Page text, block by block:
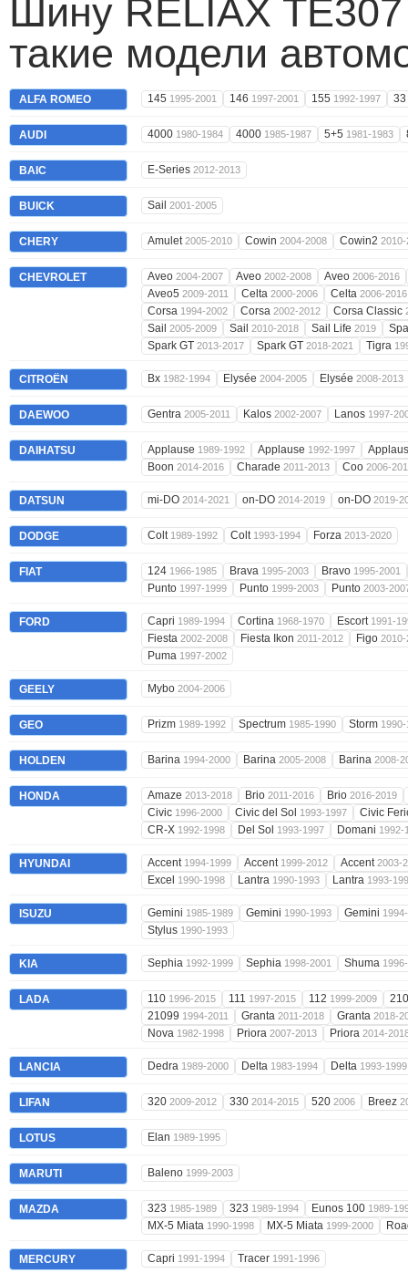
Шину RELIAX
такие модели
ALFA ROMEO 145 1995-2001 146 1997-2001 155 1992-1997 33
AUDI 4000 1980-1984 4000 1985-1987 5+5 1981-1983
BAIC E-Series 2012-2013
BUICK Sail 2001-2005
CHERY Amulet2005-2010 Cowin 2004-2008 Cowin2 2010-
CHEVROLET Aveo 2004-2007 Aveo 2002-2008 Aveo 2006-2016
Aveo5 2009-2011 Celta 2000-2006 Celta 2006-2016
Corsa 1994-2002 Corsa 2002-2012 Corsa Classic
Sail 2005-2009 Sail 2010-2018 Sail Life 2019
Spark GT 2013-2017 Spark GT 2018-2021 Tigra
CITROËN Bx 1982-1994 Elysée 2004-2005 Elysée 2008-2013
DAEWOO Gentra 2005-2011 Kalos 2002-2007 Lanos 1997-
DAIHATSU Applause 1989-1992 Applause 1992-1997
Boon 2014-2016 Charade 2011-2013 Coo 2006-
DATSUN mi-DO 2014-2021 on-DO 2014-2019 on-DO 2019-
DODGE Colt 1989-1992 Colt 1993-1994 Forza 2013-2020
FIAT 124 1966-1985 Brava 1995-2003 Bravo 1995-2001
Punto 1997-1999 Punto 1999-2003 Punto 2003-
FORD Capri 1989-1994 Cortina 1968-1970 Escort 1991-
Fiesta 2002-2008 Fiesta Ikon 2011-2012 Figo 2010-
Puma 1997-2002
GEELY Mybo 2004-2006
GEO Prizm 1989-1992 Spectrum 1985-1990 Storm
HOLDEN Barina 1994-2000 Barina 2005-2008 Barina 2008-
HONDA Amaze 2013-2018 Brio 2011-2016 Brio 2016-2019
Civic 1996-2000 Civic del Sol 1993-1997
Civic
CR-X 1992-1998 Del Sol 1993-1997 Domani 1992-
HYUNDAI Accent 1994-1999 Accent 1999-2012 Accent2003-
Excel 1990-1998 Lantra 1990-1993 Lantra 1993-
ISUZU Gemini 1985-1989 Gemini 1990-1993 Gemini
Stylus 1990-1993
KIA Sephia 1992-1999 Sephia 1998-2001 Shuma
LADA 110 1996-2015 111 1997-2015 112 1999-2009
21099 1994-2011 Granta 2011-2018 Granta 2018-
Nova 1982-1998 Priora 2007-2013 Priora 2014-
LANCIA Dedra 1989-2000 Delta 1983-1994 Delta 1993-1999
LIFAN 320 2009-2012 330 2014-2015 520 2006 Breez
LOTUS Elan 1989-1995
MARUTI Baleno 1999-2003
MAZDA 323 1985-1989 323 1989-1994 Eunos 100 1989-
MX-5 Miata 1990-1998 MX-5 Miata 1999-2000
MERCURY Capri 1991-1994 Tracer 1991-1996